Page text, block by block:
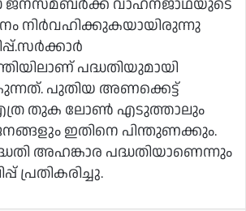
ജനസമ്ബര്‍ക്ക വാഹനജാഥയുടെ
നിര്‍വഹിക്കുകയായിരുന്നു
പദ്ധതിയുമായി
പുതിയ അണക്കെട്ട്
എത്ര തുക ലോണ്‍ എടുത്താലും
ജനങ്ങളും ഇതിനെ പിന്തുണക്കും.
അഹങ്കാര പദ്ധതിയാണെന്നും
പ്രതികരിച്ചു.